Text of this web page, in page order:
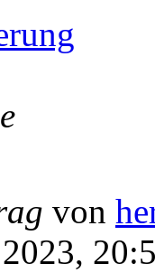
von